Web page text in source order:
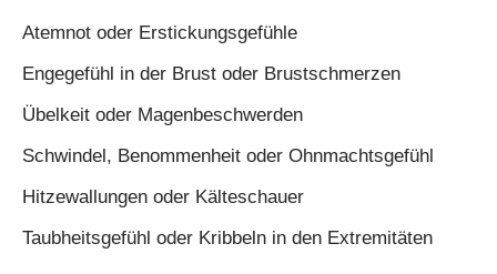
Atemnot oder Erstickungsgefühle
Engegefühl in der Brust oder Brustschmerzen
Übelkeit oder Magenbeschwerden
Schwindel, Benommenheit oder Ohnmachtsgefühl
Hitzewallungen oder Kälteschauer
Taubheitsgefühl oder Kribbeln in den Extremitäten